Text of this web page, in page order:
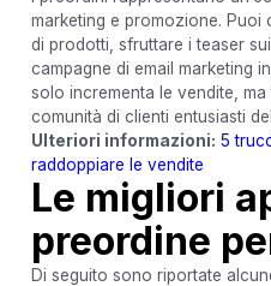
marketing e promozione. Puoi
di prodotti, sfruttare i teaser
campagne di email marketing
solo incrementa le vendite,
comunità di clienti entusiasti
Ulteriori informazioni: 5
raddoppiare le vendite
Le migliori
preordine
Di seguito sono riportate